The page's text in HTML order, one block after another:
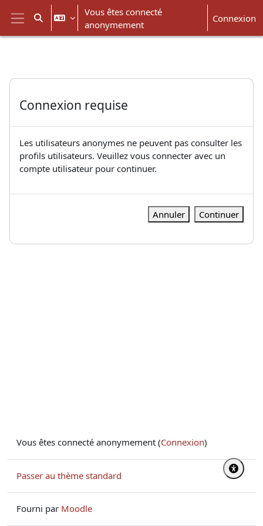
Passer au contenu principal
Panneau latéral
Activer/désactiver la saisie de recherche
Vous êtes connecté
anonymement
Connexion
Connexion requise
Les utilisateurs anonymes ne peuvent pas consulter les
profils utilisateurs. Veuillez vous connecter avec un
compte utilisateur pour continuer.
Annuler Continuer
Vous êtes connecté anonymement (Connexion)
Passer au thème standard
Fourni par Moodle